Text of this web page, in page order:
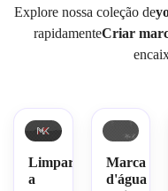
Explore nossa coleção de
rapidamenteCriar
Limpar
a
Marca
d'água